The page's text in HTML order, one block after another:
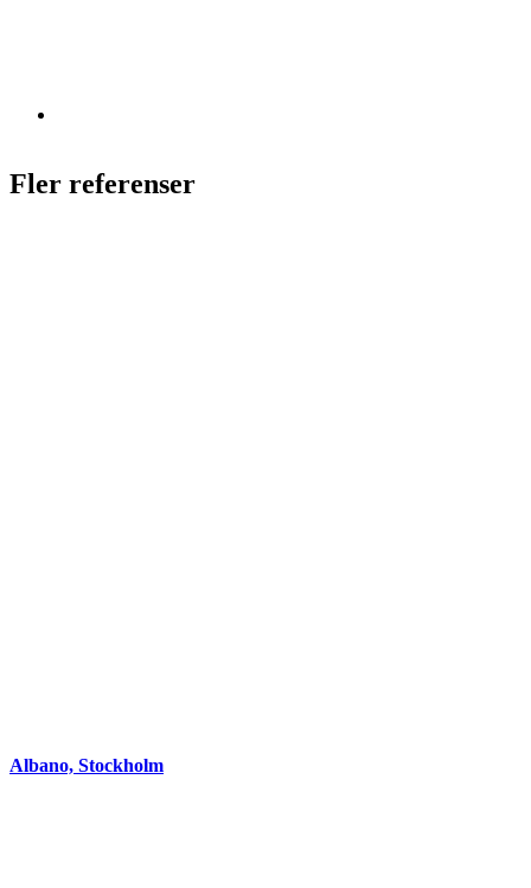
Fler referenser
Albano, Stockholm